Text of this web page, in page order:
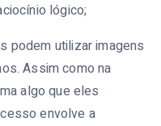
lógico;
podem utilizar imagens
Assim como na
algo que eles
envolve a